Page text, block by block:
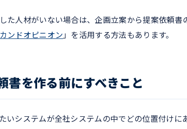
た人材がいない場合は、企画立案から提案依頼
ンドオピニオン 」を活用する方法もあります。
書を作る前にすべきこと
いシステムが全社システムの中でどの位置付け